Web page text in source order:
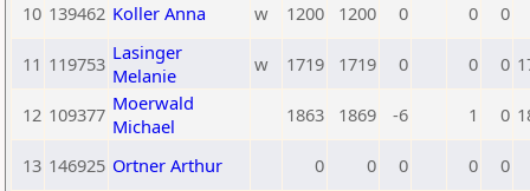
10 139462 Koller Anna w 1200 1200 0 0 0
11 119753 Lasinger
Melanie
w 1719 1719 0 0 0
12 109377 Moerwald
Michael
1863 1869 -6 1 0
13 146925 Ortner Arthur 0 0 0 0 0